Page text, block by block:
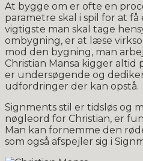
At bygge om er ofte en
parametre skal i spil for at
vigtigste man skal tage
ombygning, er at læse
mod den bygning, man
Christian Mansa kigger altid
er undersøgende og
udfordringer der kan opstå.
Signments stil er tidsløs og
nøgleord for Christian, er
Man kan fornemme den
som også afspejler sig i